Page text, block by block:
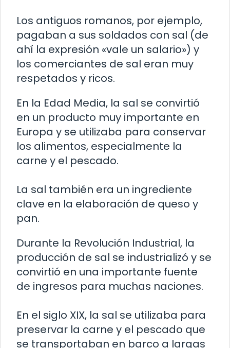
Los antiguos romanos, por ejemplo,
pagaban a sus soldados con sal (de
ahí la expresión «vale un salario») y
los comerciantes de sal eran muy
respetados y ricos.
En la Edad Media, la sal se convirtió
en un producto muy importante en
Europa y se utilizaba para conservar
los alimentos, especialmente la
carne y el pescado.
La sal también era un ingrediente
clave en la elaboración de queso y
pan.
Durante la Revolución Industrial, la
producción de sal se industrializó y se
convirtió en una importante fuente
de ingresos para muchas naciones.
En el siglo XIX, la sal se utilizaba para
preservar la carne y el pescado que
se transportaban en barco a largas